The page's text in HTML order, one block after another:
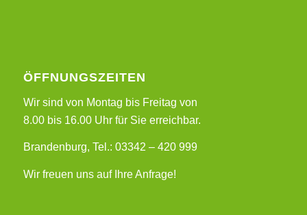
ÖFFNUNGSZEITEN
Wir sind von Montag bis Freitag von
8.00 bis 16.00 Uhr für Sie erreichbar.
Brandenburg, Tel.: 03342 – 420 999
Wir freuen uns auf Ihre Anfrage!